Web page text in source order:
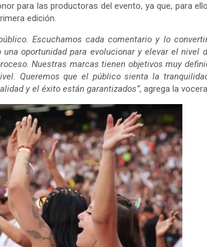
para las productoras del evento, ya que, para
edición.
Escuchamos cada comentario y lo
oportunidad para evolucionar y elevar el nivel
Nuestras marcas tienen objetivos muy
Queremos que el público sienta la
y el éxito están garantizados”, agrega la